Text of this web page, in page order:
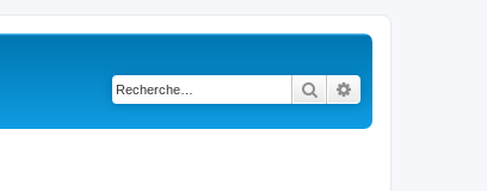
Rechercher